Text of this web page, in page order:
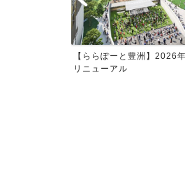
【ららぽーと豊洲】2026
リニューアル